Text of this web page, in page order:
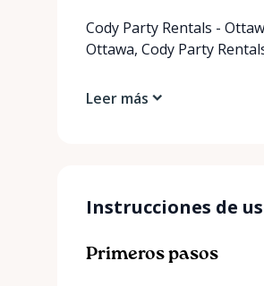
Cody Party Rentals -
Ottawa, Cody Party
Leer más
Instrucciones de
Primeros pasos